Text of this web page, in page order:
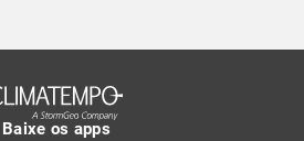
Baixe os apps